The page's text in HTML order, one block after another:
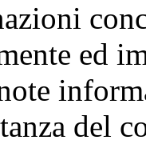
ed
del